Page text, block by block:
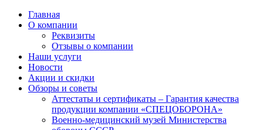
Главная
О компании
Реквизиты
Отзывы о компании
Наши услуги
Новости
Акции и скидки
Обзоры и советы
Аттестаты и сертификаты – Гарантия качества
продукции компании «СПЕЦОБОРОНА»
Военно-медицинский музей Министерства